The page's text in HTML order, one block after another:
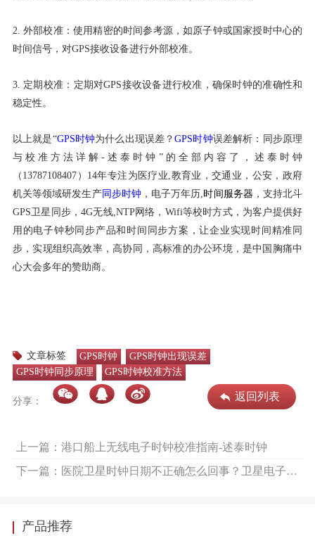
2. 外部校准：使用精密的时间参考源，如原子钟或国家授时中心的
时间信号，对GPS接收设备进行外部校准。
3. 定期校准：定期对GPS接收设备进行校准，确保时钟的准确性和
稳定性。
以上就是“GPS时钟为什么出现误差？GPS时钟误差解析：同步原理
与校准方法详解-述泰时钟”的全部内容了，述泰时钟
（13787108407）14年专注为医疗业,教育业，交通业，公安，政府
机关等领域研发生产同步时钟，电子万年历, 时间服务器 ，支持北斗
GPS卫星同步，4G无线,NTP网络，Wifi等校时方式，为客户提供好
用的电子钟秒同步产品和时间同步方案，让企业实现时间精准同
步，实现组织高效率，高协同，高标准的办公环境，是中国胸痛中
心大会多年的赞助商。
文章标签 GPS时钟
GPS时钟出现误差
GPS时钟同步原理
GPS时钟校准方法
分享： 返回列表
上一篇：港口船上无线电子时钟校准指南-述泰时钟
下一篇：医院卫星时钟日期不正确怎么回事？卫星电子钟怎么安装才和北京时间精准同步-述泰时钟
产品推荐